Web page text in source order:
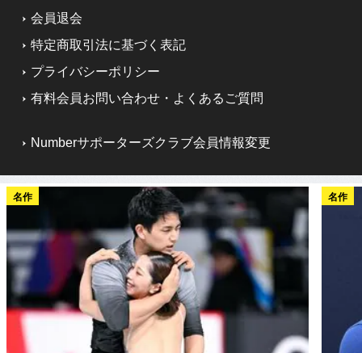
会員退会
特定商取引法に基づく表記
プライバシーポリシー
有料会員お問い合わせ・よくあるご質問
Numberサポーターズクラブ会員情報変更
名作 名作